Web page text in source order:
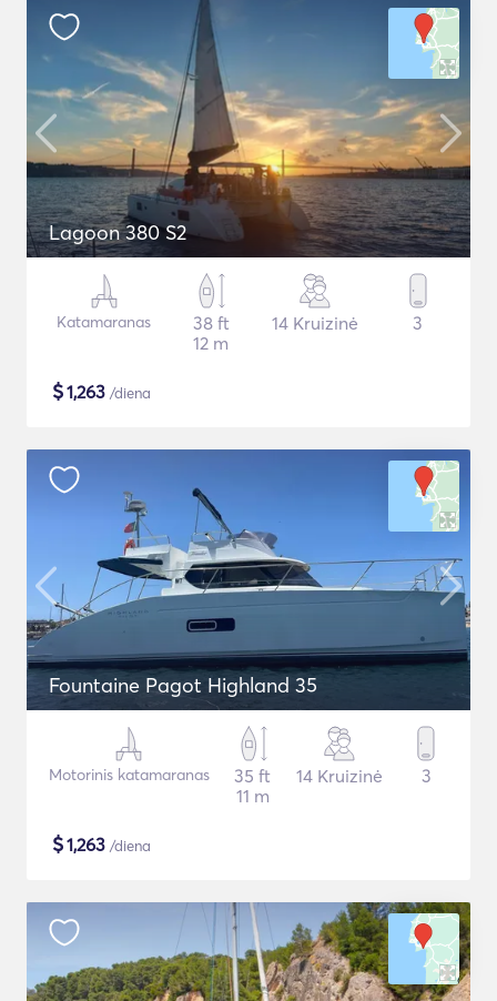
Lagoon 380 S2
Katamaranas
38 ft
12 m
14 Kruizinė 3
$1,263 /diena
Fountaine Pagot Highland 35
Motorinis katamaranas
35 ft
11 m
14 Kruizinė 3
$1,263 /diena